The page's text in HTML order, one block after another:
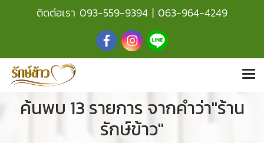
ติดต่อเรา 093-559-9394 | 063-964-4249
ค้นพบ 13 รายการ จากคำว่า"ร้าน
รักษ์ข้าว"